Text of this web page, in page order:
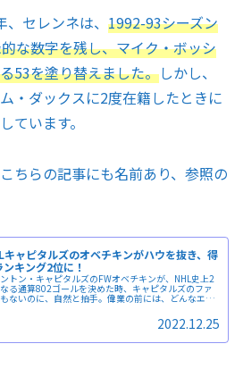
セレンネは、 1992-93シーズン
な数字を残し、マイク・ボッシ
53を塗り替えました。しかし、
・ダックスに2度在籍したときに
ています。
ちらの記事にも名前あり、参照の
キャピタルズのオベチキンがハウを抜き、得
ンキング2位に！
トン・キャピタルズのFWオベチキンが、NHL史上2
る通算802ゴールを決めた時、キャピタルズのファ
ないのに、自然と拍手。偉業の前には、どんなエゴ
2022.12.25